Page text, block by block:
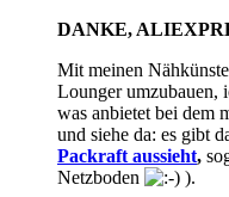
DANKE,
Mit meinen
Lounger umzubauen,
was anbietet bei dem
und siehe da: es gibt
Packraft aussieht,
Netzboden
).